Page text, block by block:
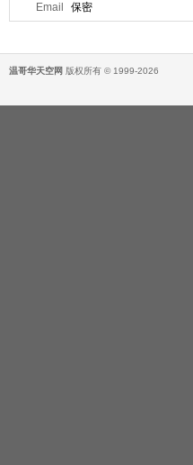
Email
保密
温哥华天空网 版权所有 © 1999-2026